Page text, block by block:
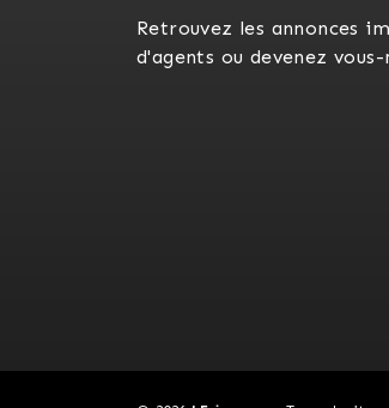
Retrouvez les annonces
d'agents ou devenez